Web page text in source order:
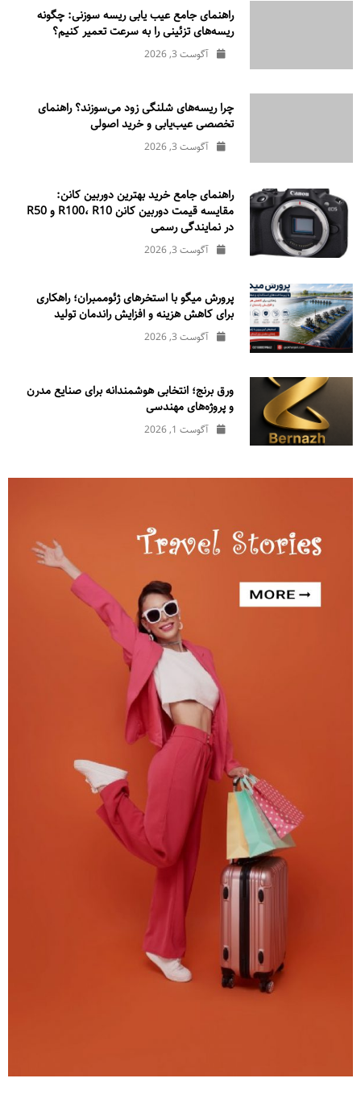
راهنمای جامع عیب یابی ریسه سوزنی: چگونه
ریسه‌های تزئینی را به سرعت تعمیر کنیم؟
آگوست 3, 2026
چرا ریسه‌های شلنگی زود می‌سوزند؟ راهنمای
تخصصی عیب‌یابی و خرید اصولی
آگوست 3, 2026
راهنمای جامع خرید بهترین دوربین کانن:
مقایسه قیمت دوربین کانن R100، R10 و R50
در نمایندگی رسمی
آگوست 3, 2026
پرورش میگو با استخرهای ژئوممبران؛ راهکاری
برای کاهش هزینه و افزایش راندمان تولید
آگوست 3, 2026
ورق برنج؛ انتخابی هوشمندانه برای صنایع مدرن
و پروژه‌های مهندسی
آگوست 1, 2026